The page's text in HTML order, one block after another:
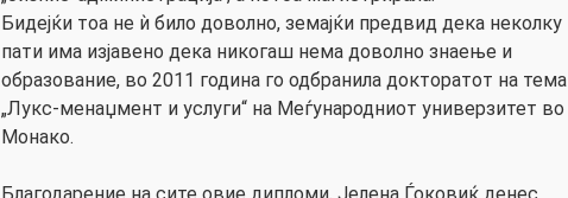
Бидејќи тоа не ѝ било доволно, земајќи предвид дека неколку
пати има изјавено дека никогаш нема доволно знаење и
образование, во 2011 година го одбранила докторатот на тема
„Лукс-менаџмент и услуги“ на Меѓународниот универзитет во
Монако.